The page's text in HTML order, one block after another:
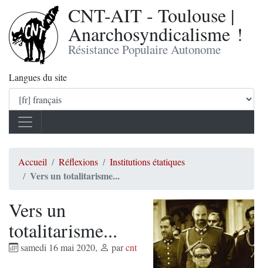
CNT-AIT - Toulouse |
Anarchosyndicalisme !
Résistance Populaire Autonome
Langues du site
Accueil Réflexions Institutions étatiques
Vers un totalitarisme...
Vers un
totalitarisme...
samedi 16 mai 2020, parcnt